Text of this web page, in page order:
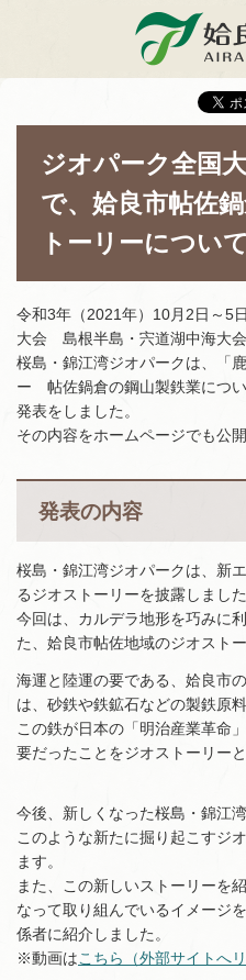
姶良市
ジオパーク全国
で、姶良市帖佐
トーリーについ
令和3年（2021年）10月2日～5
大会 島根半島・宍道湖中海大会
桜島・錦江湾ジオパークは、「
ー 帖佐鍋倉の鋼山製鉄業につ
発表をしました。
その内容をホームページでも公開
発表の内容
桜島・錦江湾ジオパークは、新
るジオストーリーを披露しました
今回は、カルデラ地形を巧みに
た、姶良市帖佐地域のジオスト
海運と陸運の要である、姶良市
は、砂鉄や鉄鉱石などの製鉄原
この鉄が日本の「明治産業革命
要だったことをジオストーリー
今後、新しくなった桜島・錦江
このような新たに掘り起こすジ
ます。
また、この新しいストーリーを
なって取り組んでいるイメージ
係者に紹介しました。
※動画はこちら（外部サイトへリ